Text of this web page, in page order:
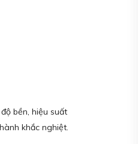
bền, hiệu suất
khắc nghiệt.